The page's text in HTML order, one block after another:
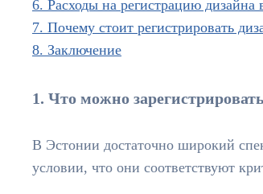
6. Расходы на регистрацию дизайна
7. Почему стоит регистрировать
8. Заключение
1. Что можно
В Эстонии достаточно широкий
условии, что они соответствуют